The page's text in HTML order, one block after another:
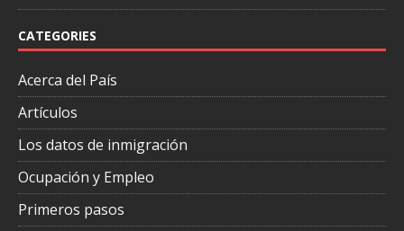
CATEGORIES
Acerca del País
Artículos
Los datos de inmigración
Ocupación y Empleo
Primeros pasos